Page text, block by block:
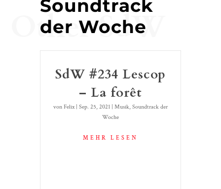
Soundtrack
der Woche
Other SdW
SdW #234 Lescop
– La forêt
von Felix| Sep. 25, 2021 Musik, Soundtrack der
Woche
MEHR LESEN